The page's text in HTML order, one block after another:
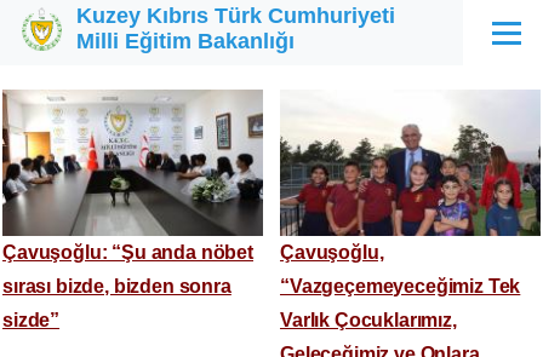
Ana içeriğe atla
Kuzey Kıbrıs Türk Cumhuriyeti
Milli Eğitim Bakanlığı
Menü
Çavuşoğlu: “Şu anda nöbet
sırası bizde, bizden sonra
sizde”
Çavuşoğlu,
“Vazgeçemeyeceğimiz Tek
Varlık Çocuklarımız,